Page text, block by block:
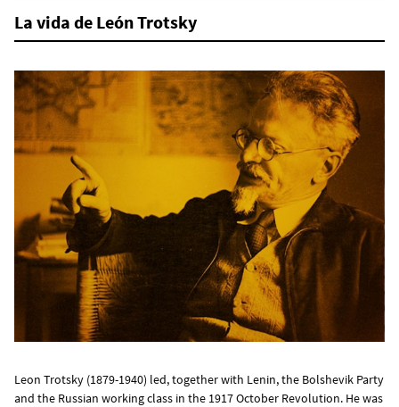
La vida de León Trotsky
Leon Trotsky (1879-1940) led, together with Lenin, the Bolshevik Party
and the Russian working class in the 1917 October Revolution. He was